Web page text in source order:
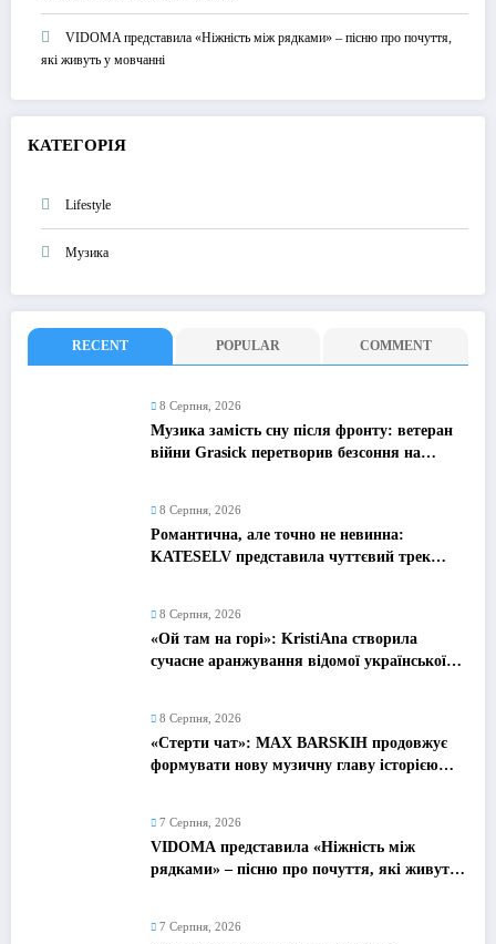
VIDOMA представила «Ніжність між рядками» – пісню про почуття,
які живуть у мовчанні
КАТЕГОРІЯ
Lifestyle
Музика
RECENT POPULAR COMMENT
8 Серпня, 2026
Музика замість сну після фронту: ветеран
війни Grasick перетворив безсоння на
8 Серпня, 2026
Романтична, але точно не невинна:
KATESELV представила чуттєвий трек
8 Серпня, 2026
«Ой там на горі»: KristiAna створила
сучасне аранжування відомої української
8 Серпня, 2026
«Стерти чат»: MAX BARSKIH продовжує
формувати нову музичну главу історією
7 Серпня, 2026
VIDOMA представила «Ніжність між
рядками» – пісню про почуття, які живуть
7 Серпня, 2026